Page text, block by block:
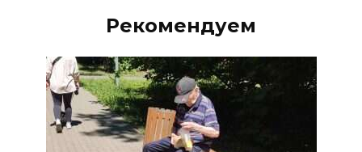
Рекомендуем